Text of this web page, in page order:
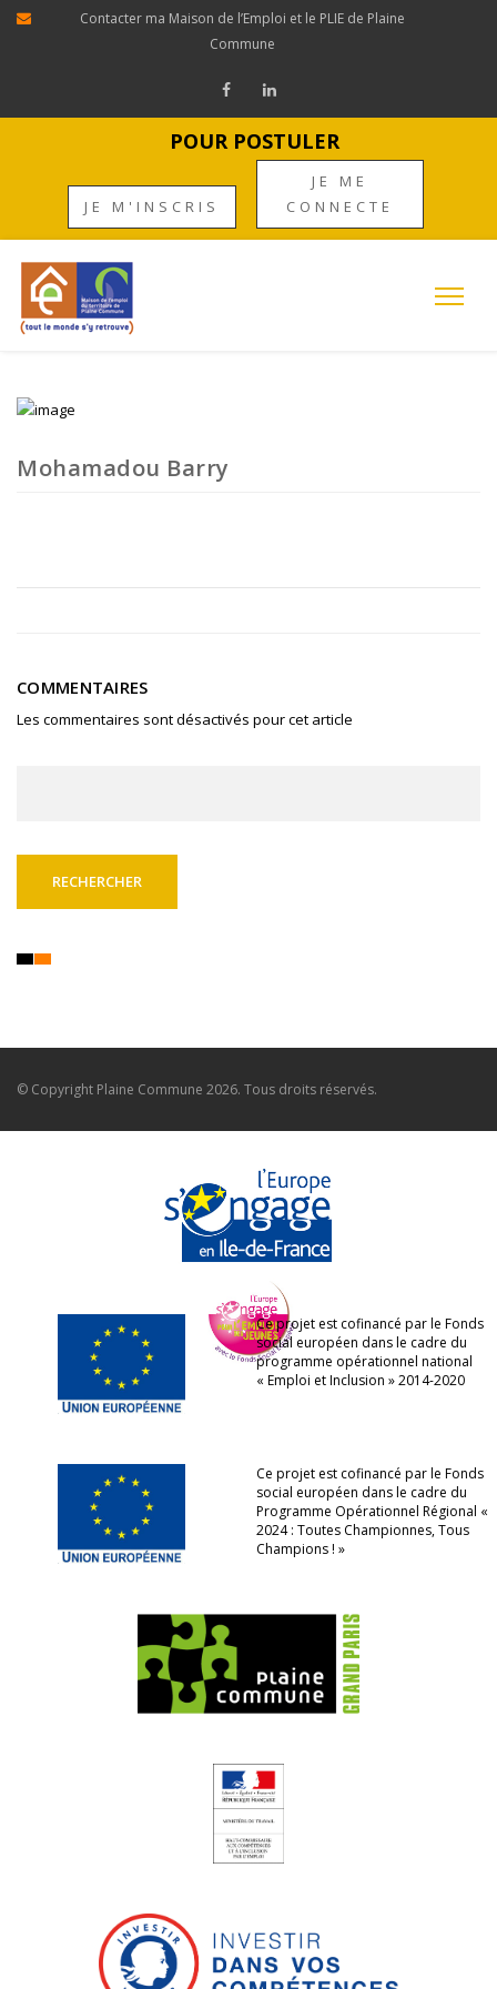
Contacter ma Maison de l’Emploi et le PLIE de Plaine
Commune
POUR POSTULER
JE M'INSCRIS
JE ME
CONNECTE
Mohamadou Barry
COMMENTAIRES
Les commentaires sont désactivés pour cet article
© Copyright Plaine Commune 2026. Tous droits réservés.
Ce projet est cofinancé par le Fonds
social européen dans le cadre du
programme opérationnel national
« Emploi et Inclusion » 2014-2020
Ce projet est cofinancé par le Fonds
social européen dans le cadre du
Programme Opérationnel Régional «
2024 : Toutes Championnes, Tous
Champions ! »